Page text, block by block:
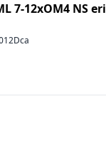
7-12xOM4 NS